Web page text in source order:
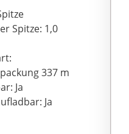
Blauen
Clip
Mit Pelikan
(Frisch,
1
Spitze: 1,0
337 m
Ja
Ja